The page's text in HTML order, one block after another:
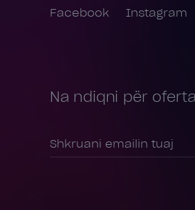
Facebook Instagram
Na ndiqni për